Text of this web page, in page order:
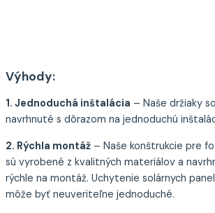
Výhody:
1. Jednoduchá inštalácia – Naše držiaky
navrhnuté s dôrazom na jednoduchú
2. Rýchla montáž – Naše konštrukcie pre
sú vyrobené z kvalitných materiálov a
rýchle na montáž. Uchytenie solárnych
môže byť neuveriteľne jednoduché.